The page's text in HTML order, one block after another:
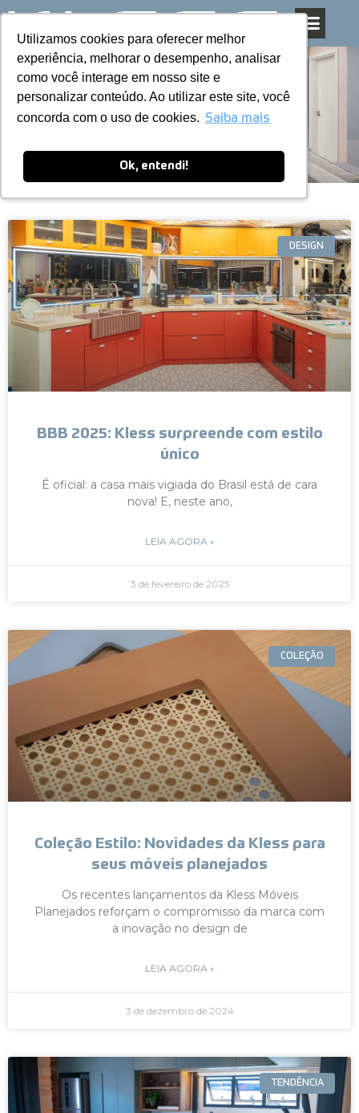
Utilizamos cookies para oferecer melhor
experiência, melhorar o desempenho, analisar
como você interage em nosso site e
personalizar conteúdo. Ao utilizar este site, você
concorda com o uso de cookies. Saiba mais
Ok, entendi!
Utilizamos cookies para oferecer melhor
experiência, melhorar o desempenho, analisar
como você interage em nosso site e
personalizar conteúdo. Ao utilizar este site, você
concorda com o uso de cookies. Saiba mais
Ok, entendi!
Pular
para
o
conteúdo
Blog
DESIGN
BBB 2025: Kless surpreende com estilo
único
É oficial: a casa mais vigiada do Brasil está de cara
nova! E, neste ano,
LEIA AGORA »
3 de fevereiro de 2025
COLEÇÃO
Coleção Estilo: Novidades da Kless para
seus móveis planejados
Os recentes lançamentos da Kless Móveis
Planejados reforçam o compromisso da marca com
a inovação no design de
LEIA AGORA »
3 de dezembro de 2024
TENDÊNCIA